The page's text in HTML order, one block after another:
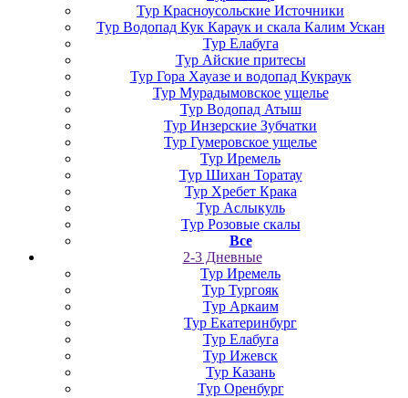
Тур Красноусольские Источники
Тур Водопад Кук Караук и скала Калим Ускан
Тур Елабуга
Тур Айские притесы
Тур Гора Хауазе и водопад Кукраук
Тур Мурадымовское ущелье
Тур Водопад Атыш
Тур Инзерские Зубчатки
Тур Гумеровское ущелье
Тур Иремель
Тур Шихан Торатау
Тур Хребет Крака
Тур Аслыкуль
Тур Розовые скалы
Все
2-3 Дневные
Тур Иремель
Тур Тургояк
Тур Аркаим
Тур Екатеринбург
Тур Елабуга
Тур Ижевск
Тур Казань
Тур Оренбург